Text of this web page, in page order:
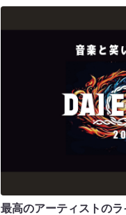
最高のアーティストの